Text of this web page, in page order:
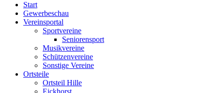
Start
Gewerbeschau
Vereinsportal
Sportvereine
Seniorensport
Musikvereine
Schützenvereine
Sonstige Vereine
Ortsteile
Ortsteil Hille
Eickhorst